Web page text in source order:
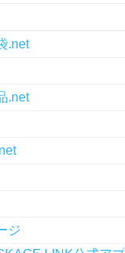
.net
.net
ジ